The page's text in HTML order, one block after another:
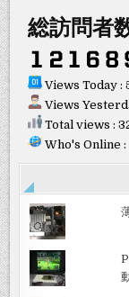
総訪問者
Views Today :
Views
Total views :
Who's Online :